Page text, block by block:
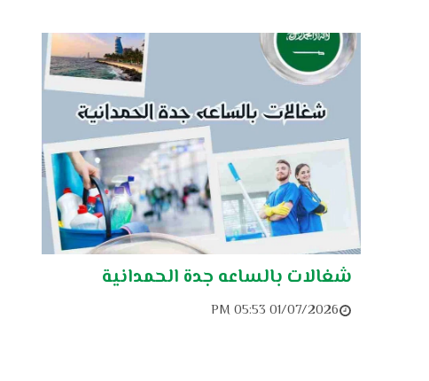
شغالات بالساعه جدة الحمدانية
01/07/2026 05:53 PM